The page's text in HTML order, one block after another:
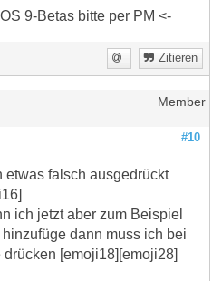
9-Betas bitte per PM <-
Zitieren
Member
#10
etwas falsch ausgedrückt
ich jetzt aber zum Beispiel
dann muss ich bei
[emoji18][emoji28]